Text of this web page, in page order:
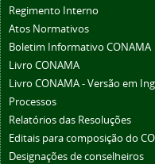
Regimento Interno
Atos Normativos
Boletim Informativo CONAMA
Livro CONAMA
Livro CONAMA - Versão em
Processos
Relatórios das Resoluções
Editais para composição do
Designações de conselheiros